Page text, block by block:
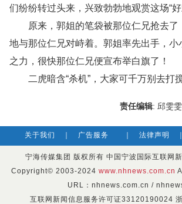
们纷纷转过头来，兴致勃勃地观赏这场“好
原来，郭姐的笔袋被那位仁兄抢去了
地与那位仁兄对峙着。郭姐率先出手，小
之力，很快那位仁兄便宣布举白旗了！
二虎暗含“杀机”，大家可千万别去打搅
责任编辑: 邱雯
关于我们 广告服务 法律声明
宁海传媒集团 版权所有 中国宁波国际互联网
Copyright© 2003-2024 www.nhnews.com.cn
URL：nhnews.com.cn /
互联网新闻信息服务许可证33120190024